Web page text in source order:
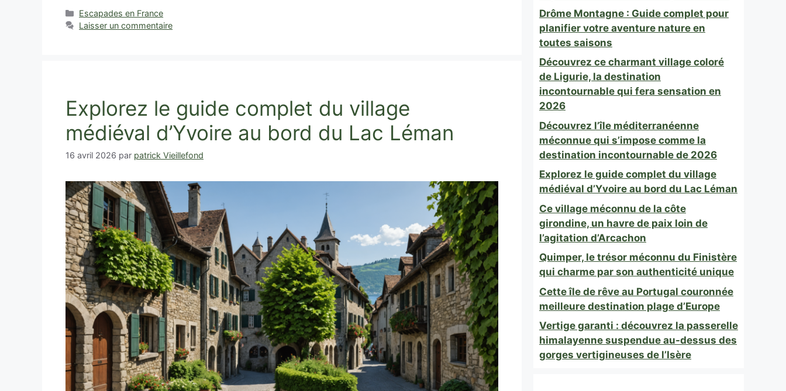
Catégories
Escapades en France
Laisser un commentaire
Explorez le guide complet du village
médiéval d’Yvoire au bord du Lac Léman
16 avril 2026 par patrick Vieillefond
Drôme Montagne : Guide complet pour
planifier votre aventure nature en
toutes saisons
Découvrez ce charmant village coloré
de Ligurie, la destination
incontournable qui fera sensation en
2026
Découvrez l’île méditerranéenne
méconnue qui s’impose comme la
destination incontournable de 2026
Explorez le guide complet du village
médiéval d’Yvoire au bord du Lac Léman
Ce village méconnu de la côte
girondine, un havre de paix loin de
l’agitation d’Arcachon
Quimper, le trésor méconnu du Finistère
qui charme par son authenticité unique
Cette île de rêve au Portugal couronnée
meilleure destination plage d’Europe
Vertige garanti : découvrez la passerelle
himalayenne suspendue au-dessus des
gorges vertigineuses de l’Isère